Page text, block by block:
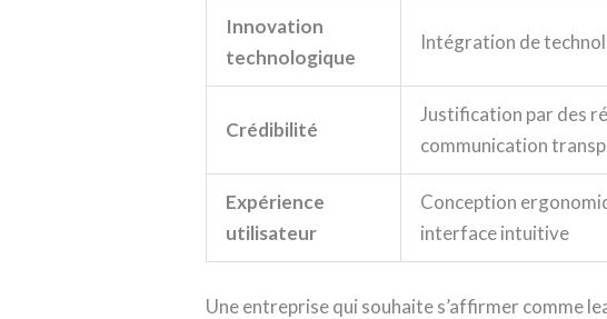
Innovation
technologique
Intégration de
Crédibilité
Justification par des
communication
Expérience
utilisateur
Conception
interface intuitive
Une entreprise qui souhaite s’affirmer comme